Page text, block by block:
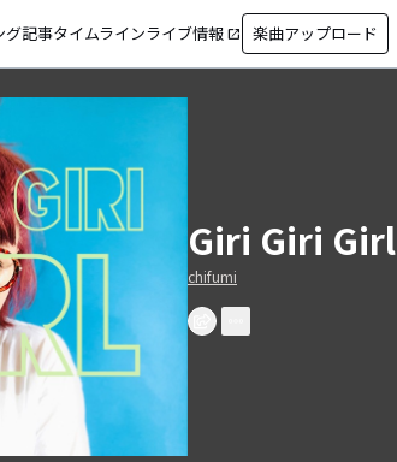
グ記事タイムラインライブ情報 open_in_new 楽曲アップロード
Giri Giri Girl
chifumi